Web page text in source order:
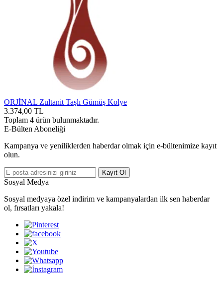
ORJİNAL Zultanit Taşlı Gümüş Kolye
3.374,00 TL
Toplam 4 ürün bulunmaktadır.
E-Bülten Aboneliği
Kampanya ve yeniliklerden haberdar olmak için e-bültenimize kayıt
olun.
Kayıt Ol
Sosyal Medya
Sosyal medyaya özel indirim ve kampanyalardan ilk sen haberdar
ol, fırsatları yakala!